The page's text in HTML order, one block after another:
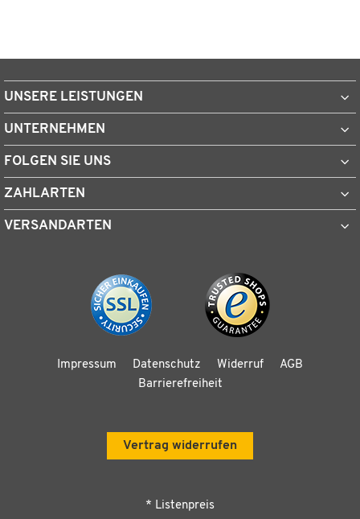
UNSERE LEISTUNGEN
UNTERNEHMEN
FOLGEN SIE UNS
ZAHLARTEN
VERSANDARTEN
Impressum Datenschutz Widerruf
AGB
Barrierefreiheit
Vertrag widerrufen
* Listenpreis